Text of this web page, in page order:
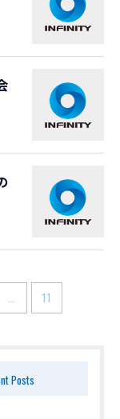
... 11
Posts